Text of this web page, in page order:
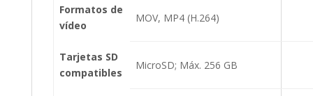
Formatos de
vídeo
MOV, MP4 (H.264)
Tarjetas SD
compatibles
MicroSD; Máx. 256 GB